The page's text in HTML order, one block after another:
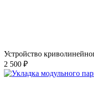
Устройство
2 500 ₽